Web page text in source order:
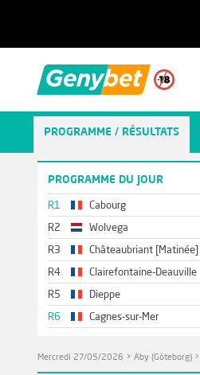
PROGRAMME / RÉSULTATS
PROGRAMME DU JOUR
R1 Cabourg
R2 Wolvega
R3 Châteaubriant [Matinée]
R4 Clairefontaine-Deauville
R5 Dieppe
R6 Cagnes-sur-Mer
Mercredi 27/05/2026 > Aby (Göteborg) >